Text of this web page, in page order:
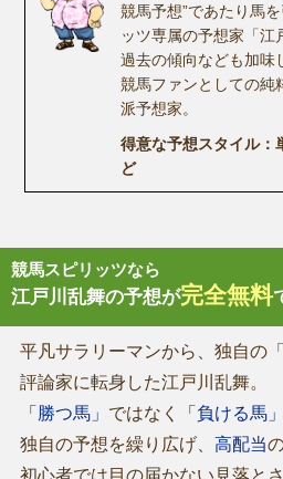
競馬予想”であたり馬
ッツ専属の予想家「江
過去の傾向なども加味
競馬ファンとしての純
派予想家。
得意な予想スタイル：
ど
競馬スピリッツなら
江戸川乱舞の予想が完全無料
平凡サラリーマンから、独自の
評論家に転身した江戸川乱舞。
「勝つ馬」 ではなく 「負ける馬
独自の予想を繰り広げ、 高配当
初心者では目の届かない見落と